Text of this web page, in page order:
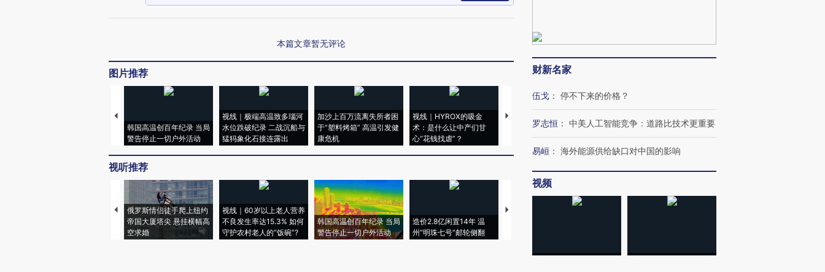
本篇文章暂无评论
图片推荐
韩国高温创百年纪录 当局
警告停止一切户外活动
视线｜极端高温致多瑙河
水位跌破纪录 二战沉船与
猛犸象化石接连露出
加沙上百万流离失所者困
于“塑料烤箱” 高温引发健
康危机
视线｜HYROX的吸金
术：是什么让中产们甘
心“花钱找虐”？
马航飞行员跨国走私7万
粒摇头丸 尿检体内含3种
度Z世代 用街头抗争将教
育部长拱下台
机”？难民潮撕裂西班牙
飞地休达
视听推荐
俄罗斯情侣徒手爬上纽约
帝国大厦塔尖 悬挂横幅高
空求婚
视线｜60岁以上老人营养
不良发生率达15.3% 如何
守护农村老人的“饭碗”?
韩国高温创百年纪录 当局
警告停止一切户外活动
造价2.8亿闲置14年 温
州“明珠七号”邮轮侧翻
特朗普出席葬礼疑似打瞌
财新名家
伍戈 ： 停不下来的价格？
罗志恒 ： 中美人工智能竞争：道路比技术更重要
易峘 ： 海外能源供给缺口对中国的影响
视频